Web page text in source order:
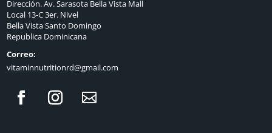
Dirección. Av. Sarasota Bella Vista Mall
Local 13-C 3er. Nivel
Bella Vista Santo Domingo
Republica Dominicana
Correo:
vitaminnutritionrd@gmail.com